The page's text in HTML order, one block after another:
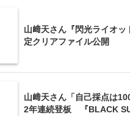
山﨑天さん『閃光ライオッ
定クリアファイル公開
山﨑天さん「自己採点は
2年連続登板 『BLACK